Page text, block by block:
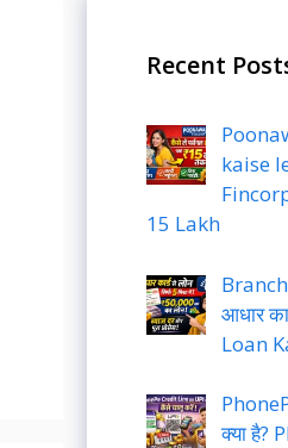
Recent
kaise
15 Lakh
आधार
Loan
क्या है?